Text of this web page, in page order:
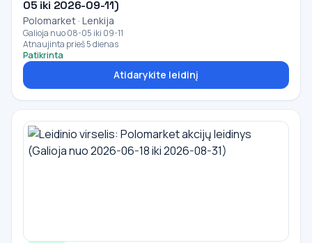
05 iki 2026-09-11)
Polomarket · Lenkija
Galioja nuo 08-05 iki 09-11
Atnaujinta prieš 5 dienas
Patikrinta
Atidarykite leidinį